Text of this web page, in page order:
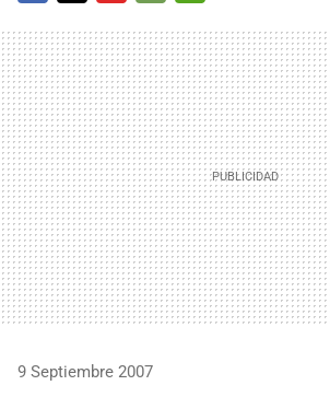
MAIL
9 Septiembre 2007